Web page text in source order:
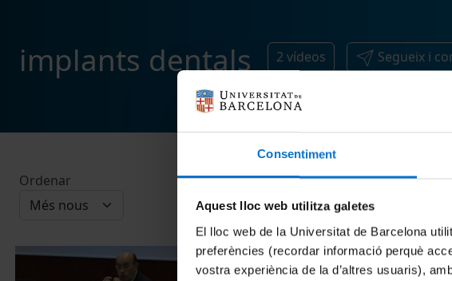
Consentiment
Aquest lloc web utilitza galetes
El lloc web de la Universitat de Barcelona
preferències (recordar informació perquè
vostra experiència de la d’altres usuaris),
implants dentals 2 vídeos Segueix i
Ordenar